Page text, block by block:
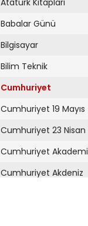
Atatürk Kitapları
Babalar Günü
Bilgisayar
Bilim Teknik
Cumhuriyet
Cumhuriyet 19 Mayıs
Cumhuriyet 23 Nisan
Cumhuriyet Akademi
Cumhuriyet Akdeniz